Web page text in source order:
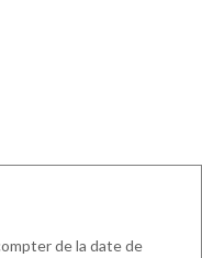
de la date de